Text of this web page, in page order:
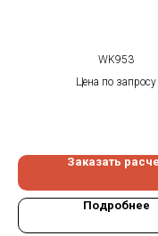
WK953
Цена по запросу
Заказать
Подробнее